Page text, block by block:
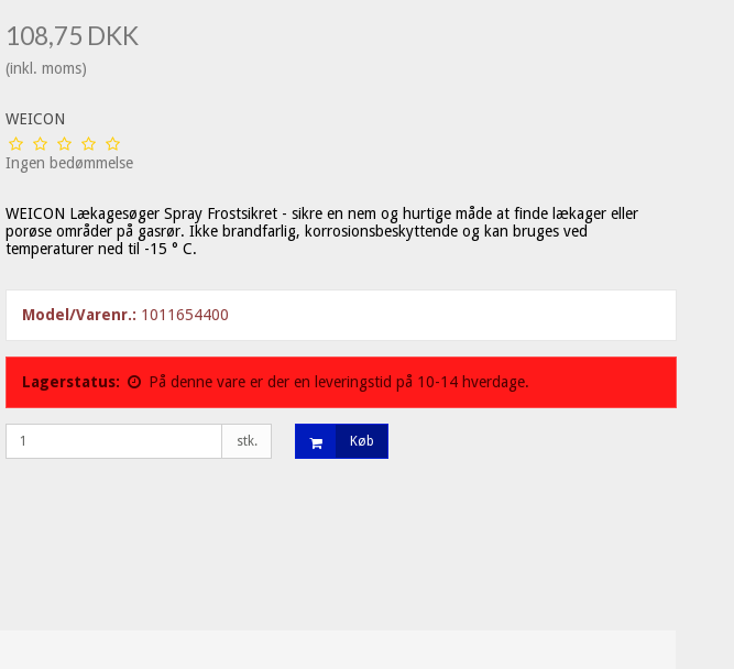
108,75 DKK
(inkl. moms)
WEICON
Ingen bedømmelse
WEICON Lækagesøger Spray Frostsikret - sikre en nem og hurtige måde at finde lækager eller
porøse områder på gasrør. Ikke brandfarlig, korrosionsbeskyttende og kan bruges ved
temperaturer ned til -15 ° C.
Model/Varenr.: 1011654400
Lagerstatus: På denne vare er der en leveringstid på 10-14 hverdage.
stk. Køb